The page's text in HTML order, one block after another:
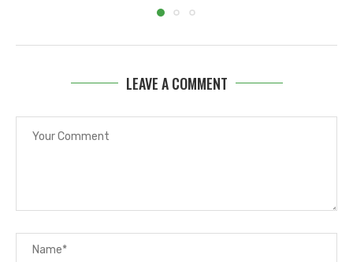
LEAVE A COMMENT